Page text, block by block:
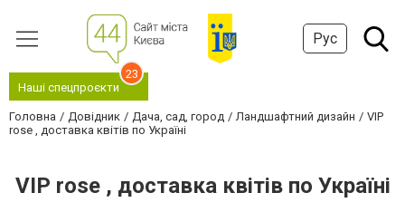
Рус
Наші спецпроєкти
23
Головна Довідник Дача, сад, город Ландшафтний дизайн
VIP
rose , доставка квітів по Україні
VIP rose , доставка квітів по Україні